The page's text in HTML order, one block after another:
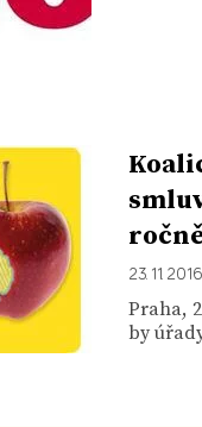
23. 11. 2016
Praha,
by